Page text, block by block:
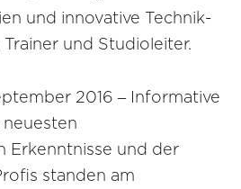
und innovative Technik-
und Studioleiter.
2016 – Informative
Erkenntnisse und der
standen am